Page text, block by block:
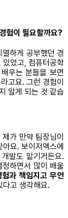
험이 필요할까요?
하게 공부했던 경
있었고, 컴퓨터공학
우는 분들을 보면
고요. 그런 경험이
알게 되는 것 같습
가 만약 팀장님이
요. 보이저엑스에
발도 맡기거든요.
하면서 많이 배울
과 책임지고 무언
다고 생각해요.